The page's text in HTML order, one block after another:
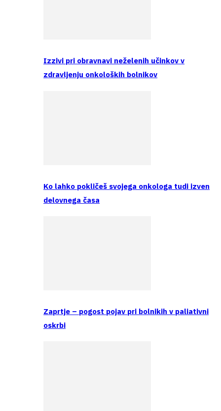
Izzivi pri obravnavi neželenih učinkov v
zdravljenju onkoloških bolnikov
Ko lahko pokličeš svojega onkologa tudi izven
delovnega časa
Zaprtje – pogost pojav pri bolnikih v paliativni
oskrbi